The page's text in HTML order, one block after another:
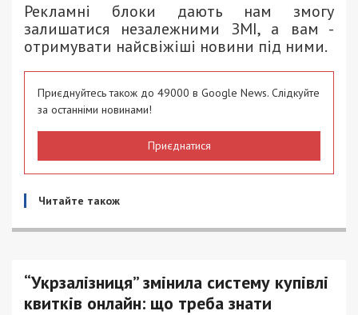
Рекламні блоки дають нам змогу
залишатися незалежними ЗМІ, а вам -
отримувати найсвіжіші новини під ними.
Приєднуйтесь також до 49000 в Google News. Слідкуйте
за останніми новинами!
Приєднатися
Читайте також
“Укрзалізниця” змінила систему купівлі
квитків онлайн: що треба знати